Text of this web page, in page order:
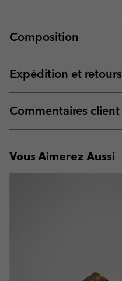
Composition
Expédition et retours
Commentaires client
Vous Aimerez Aussi